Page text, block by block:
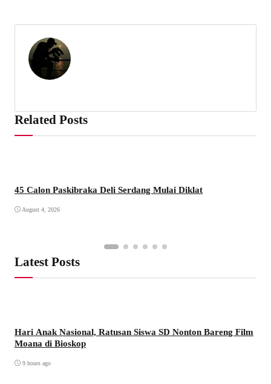
Related Posts
45 Calon Paskibraka Deli Serdang Mulai Diklat
August 4, 2026
Latest Posts
Hari Anak Nasional, Ratusan Siswa SD Nonton Bareng Film
Moana di Bioskop
9 hours ago